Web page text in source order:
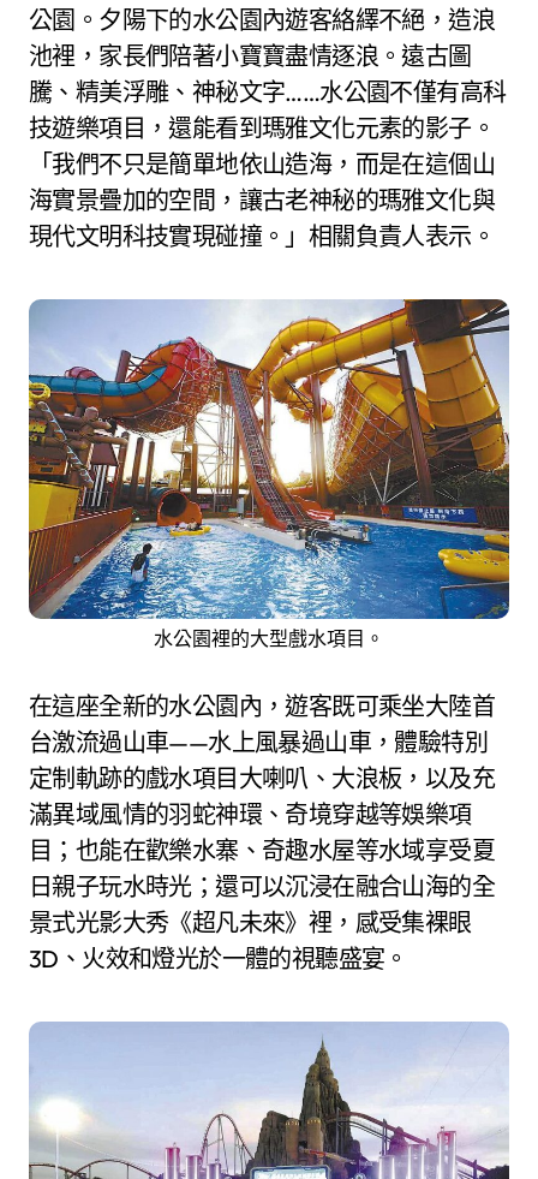
公園。夕陽下的水公園內遊客絡繹不絕，造浪
池裡，家長們陪著小寶寶盡情逐浪。遠古圖
騰、精美浮雕、神秘文字……水公園不僅有高科
技遊樂項目，還能看到瑪雅文化元素的影子。
「我們不只是簡單地依山造海，而是在這個山
海實景疊加的空間，讓古老神秘的瑪雅文化與
現代文明科技實現碰撞。」相關負責人表示。
水公園裡的大型戲水項目。
在這座全新的水公園內，遊客既可乘坐大陸首
台激流過山車——水上風暴過山車，體驗特別
定制軌跡的戲水項目大喇叭、大浪板，以及充
滿異域風情的羽蛇神環、奇境穿越等娛樂項
目；也能在歡樂水寨、奇趣水屋等水域享受夏
日親子玩水時光；還可以沉浸在融合山海的全
景式光影大秀《超凡未來》裡，感受集裸眼
3D、火效和燈光於一體的視聽盛宴。